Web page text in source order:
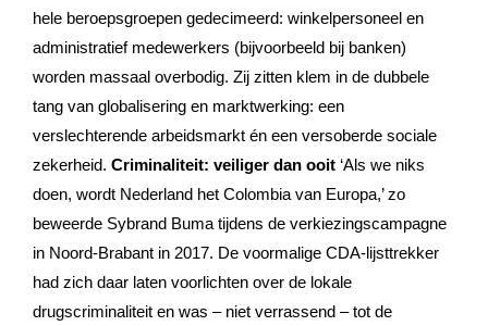
hele beroepsgroepen gedecimeerd: winkelpersoneel en
administratief medewerkers (bijvoorbeeld bij banken)
worden massaal overbodig. Zij zitten klem in de dubbele
tang van globalisering en marktwerking: een
verslechterende arbeidsmarkt én een versoberde sociale
zekerheid. Criminaliteit: veiliger dan ooit ‘Als we niks
doen, wordt Nederland het Colombia van Europa,’ zo
beweerde Sybrand Buma tijdens de verkiezingscampagne
in Noord-Brabant in 2017. De voormalige CDA-lijsttrekker
had zich daar laten voorlichten over de lokale
drugscriminaliteit en was – niet verrassend – tot de